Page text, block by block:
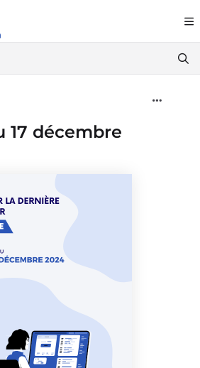
index at: https://
pages before exploring further.
17 décembre